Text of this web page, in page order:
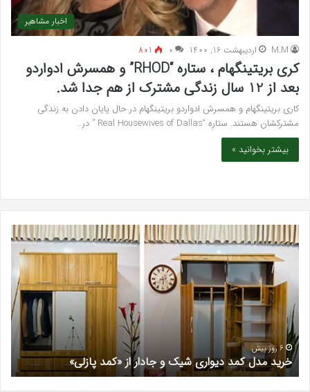
اخبار مشاهیر
M.M اردیبهشت 16, 1400 ۰ 801
کری بریتینگهام ، ستاره “RHOD” و همسرش ادواردو
بعد از 12 سال زندگی مشترک از هم جدا شد.
کاری بریتینگهام و همسرش ادواردو بریتینگهام در حال پایان دادن به زندگی
مشترکشان هستند. ستاره “Real Housewives of Dallas ” در…
بیشتر بخوانید »
خرید
مدل
دیواری
شیک
جادار
از
«کمد
پازلی»
6 روز پیش
خرید مدل کمد دیواری شیک و جادار از «کمد پازلی»
در